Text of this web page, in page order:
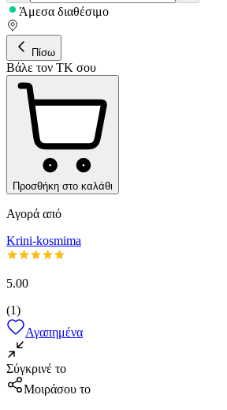
Άμεσα διαθέσιμο
Πίσω
Βάλε τον ΤΚ σου
Προσθήκη στο καλάθι
Αγορά από
Krini-kosmima
5.00
(1)
Αγαπημένα
Σύγκρινέ το
Μοιράσου το